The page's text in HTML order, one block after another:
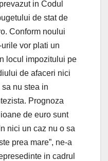
in Codul
de stat de
Conform noului
vor plati un
locul impozitului pe
de afaceri nici
nu stea in
Prognoza
de euro sunt
nici un caz nu o sa
prea mare”, ne-a
in cadrul